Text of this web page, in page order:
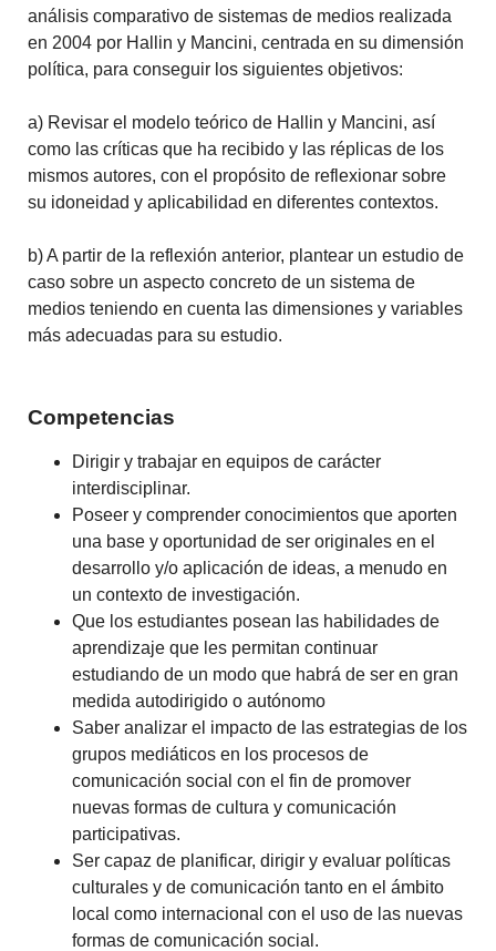
análisis comparativo de sistemas de medios realizada
en 2004 por Hallin y Mancini, centrada en su dimensión
política, para conseguir los siguientes objetivos:
a) Revisar el modelo teórico de Hallin y Mancini, así
como las críticas que ha recibido y las réplicas de los
mismos autores, con el propósito de reflexionar sobre
su idoneidad y aplicabilidad en diferentes contextos.
b) A partir de la reflexión anterior, plantear un estudio de
caso sobre un aspecto concreto de un sistema de
medios teniendo en cuenta las dimensiones y variables
más adecuadas para su estudio.
Competencias
Dirigir y trabajar en equipos de carácter
interdisciplinar.
Poseer y comprender conocimientos que aporten
una base y oportunidad de ser originales en el
desarrollo y/o aplicación de ideas, a menudo en
un contexto de investigación.
Que los estudiantes posean las habilidades de
aprendizaje que les permitan continuar
estudiando de un modo que habrá de ser en gran
medida autodirigido o autónomo
Saber analizar el impacto de las estrategias de los
grupos mediáticos en los procesos de
comunicación social con el fin de promover
nuevas formas de cultura y comunicación
participativas.
Ser capaz de planificar, dirigir y evaluar políticas
culturales y de comunicación tanto en el ámbito
local como internacional con el uso de las nuevas
formas de comunicación social.